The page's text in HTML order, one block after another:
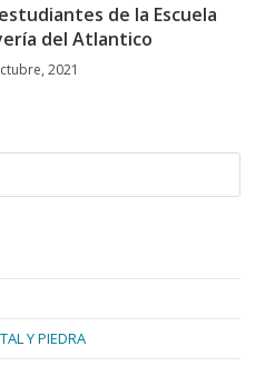
de la Escuela
del Atlantico
2021
Y PIEDRA